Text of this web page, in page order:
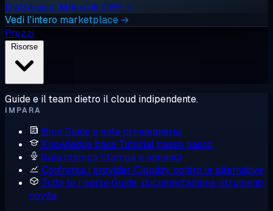
Distribuisci MikroTik CHR →
Vedi l'intero marketplace →
Prezzi
Guide e il team dietro il cloud indipendente.
IMPARA
Blog Guide e note di ingegneria
Knowledge base Tutorial passo passo
Sala stampaStampa e annunci
Confronta i provider Cloudzy contro le alternative
Tutte le risorseGuide, documentazione, strumenti,
novità